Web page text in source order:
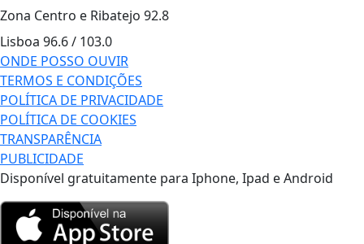
Zona Centro e Ribatejo 92.8
Lisboa 96.6 / 103.0
ONDE POSSO OUVIR
TERMOS E CONDIÇÕES
POLÍTICA DE PRIVACIDADE
POLÍTICA DE COOKIES
TRANSPARÊNCIA
PUBLICIDADE
Disponível gratuitamente para Iphone, Ipad e Android